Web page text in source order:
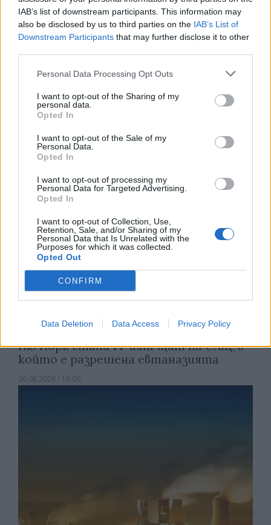
IAB’s list of downstream participants. This information may
also be disclosed by us to third parties on the IAB’s List of
Downstream Participants that may further disclose it to other
Personal Data Processing Opt Outs
I want to opt-out of the Sharing of my
personal data.
Opted In
I want to opt-out of the Sale of my
Personal Data.
Opted In
I want to opt-out of processing my
Personal Data for Targeted Advertising.
Opted In
I want to opt-out of Collection, Use,
Retention, Sale, and/or Sharing of my
Personal Data that Is Unrelated with the
Purposes for which it was collected.
Opted Out
CONFIRM
Data Deletion Data Access Privacy Policy
Износът на електромобили от Китай
е нараснал със 120%
06.08.2026 / 16:30
Ню Йорк стана 14-ият щат на САЩ, в
който е разрешена евтаназията
06.08.2026 / 16:00